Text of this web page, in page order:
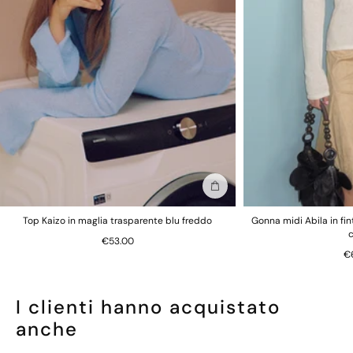
Aggiungi alla borsa
Top Kaizo in maglia trasparente blu freddo
€53.00
Gonna midi Abila in
I clienti hanno acquistato
anche